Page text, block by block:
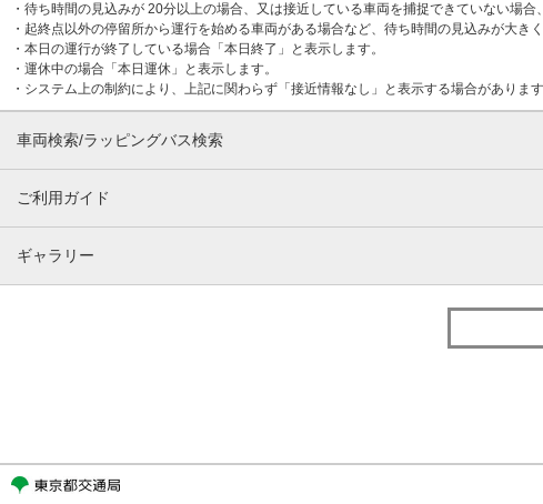
・待ち時間の見込みが 20分以上の場合、又は接近している車両を捕捉できていない場
・起終点以外の停留所から運行を始める車両がある場合など、待ち時間の見込みが大き
・本日の運行が終了している場合「本日終了」と表示します。
・運休中の場合「本日運休」と表示します。
・システム上の制約により、上記に関わらず「接近情報なし」と表示する場合があります
車両検索/ラッピングバス検索
ご利用ガイド
ギャラリー